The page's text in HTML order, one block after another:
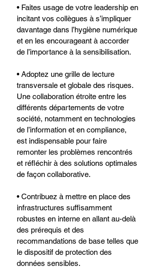
• Faites usage de votre leadership en
incitant vos collègues à s’impliquer
davantage dans l’hygiène numérique
et en les encourageant à accorder
de l’importance à la sensibilisation.
• Adoptez une grille de lecture
transversale et globale des risques.
Une collaboration étroite entre les
différents départements de votre
société, notamment en technologies
de l’information et en compliance,
est indispensable pour faire
remonter les problèmes rencontrés
et réfléchir à des solutions optimales
de façon collaborative.
• Contribuez à mettre en place des
infrastructures suffisamment
robustes en interne en allant au-delà
des prérequis et des
recommandations de base telles que
le dispositif de protection des
données sensibles.